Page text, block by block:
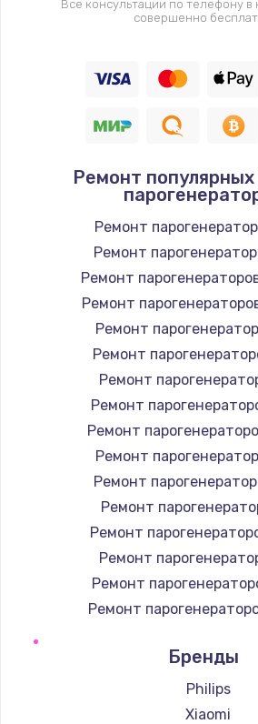
Все консультации по телефону
совершенно
Ремонт
Ремонт
Ремонт
Ремонт
Ремонт
Ремонт
Ремонт
Ремонт
Ремонт
Ремонт
Ремонт
Ремонт
Ремонт
Ремонт
Ремонт
Ремонт
Ремонт
Ремонт
Ремонт
Ремонт
Бренды
Philips
Xiaomi